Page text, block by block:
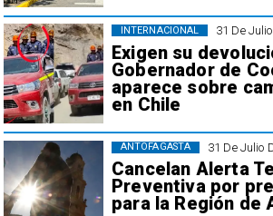
31 De
Exigen su
Gobernador de
aparece sobre
en Chile
INTERNACIONAL
31 De Julio
Cancelan Alerta
Preventiva por
para la Región de
ANTOFAGASTA